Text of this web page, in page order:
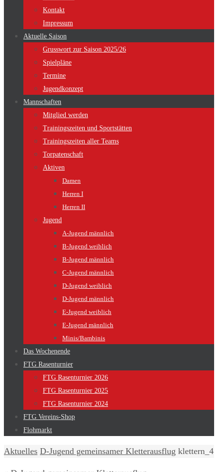
Kontakt
Impressum
Aktuelle Saison
Grusswort zur Saison 2025/26
Spielpläne
Termine
Jugendkonzept
Mannschaften
Mitglied werden
Trainingszeiten und Sportstätten
Trainingszeiten aller Teams
Torpatenschaft
Aktiven
Damen
Herren I
Herren II
Jugend
A-Jugend männlich
B-Jugend weiblich
B-Jugend männlich
C-Jugend männlich
D-Jugend weiblich
D-Jugend männlich
E-Jugend weiblich
E-Jugend männlich
Minis/Bambinis
Das Wochenende
FTG Rasenturnier
FTG Rasenturnier 2026
FTG Rasenturnier 2025
FTG Rasenturnier 2024
FTG Vereins-Shop
Flohmarkt
Home
Aktuelles D-Jugend gemeinsamer Kletterausflug klettern_4